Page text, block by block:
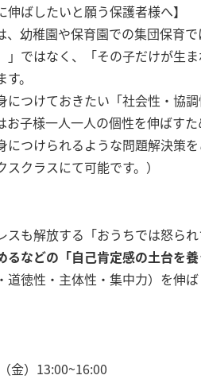
伸ばしたいと願う保護者様へ】
、幼稚園や保育園での集団保育
」ではなく、「その子だけが生
。
につけておきたい「社会性・協
お子様一人一人の個性を伸ばす
につけられるような問題解決策
クラスにて可能です。）
スも解放する「おうちでは怒ら
などの「自己肯定感の土台を養
徳性・主体性・集中力）を伸
金）13:00~16:00